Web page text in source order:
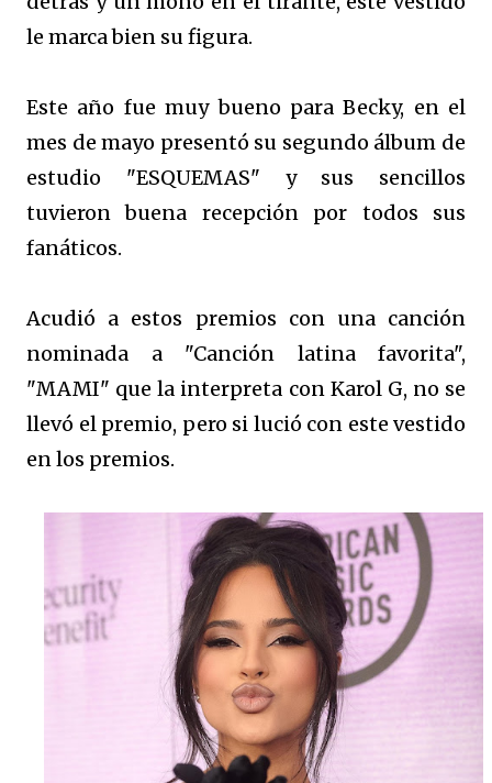
le marca bien su figura.
Este año fue muy bueno para Becky, en el
mes de mayo presentó su segundo álbum de
estudio "ESQUEMAS" y sus sencillos
tuvieron buena recepción por todos sus
fanáticos.
Acudió a estos premios con una canción
nominada a "Canción latina favorita",
"MAMI" que la interpreta con Karol G, no se
llevó el premio, pero si lució con este vestido
en los premios.